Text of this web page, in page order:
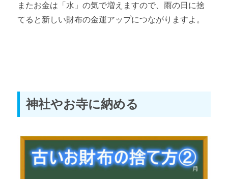
またお金は「水」の気で増えますので、雨の日に捨
てると新しい財布の金運アップにつながりますよ。
神社やお寺に納める